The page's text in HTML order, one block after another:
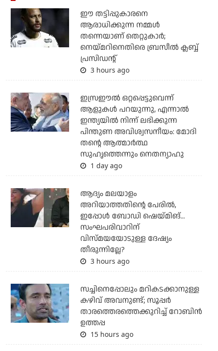
ഈ തട്ടിപ്പുകാരനെ
ആരാധിക്കുന്ന നമ്മള്‍
തന്നെയാണ് തെറ്റുകാര്‍;
നെയ്മറിനെതിരെ ബ്രസീല്‍ ക്ലബ്ബ്
പ്രസിഡന്റ്
3 hours ago
ഇസ്രഈല്‍ ഒറ്റപ്പെട്ടുവെന്ന്
ആളുകള്‍ പറയുന്നു, എന്നാല്‍
ഇന്ത്യയില്‍ നിന്ന് ലഭിക്കുന്ന
പിന്തുണ അവിശ്വസനീയം: മോദി
തന്റെ ആത്മാര്‍ത്ഥ
സുഹൃത്തെന്നും നെതന്യാഹു
1 day ago
ആദ്യം മലയാളം
അറിയാത്തതിന്റെ പേരില്‍,
ഇപ്പോള്‍ ബോഡി ഷെയ്മിങ്...
സംഘപരിവാറിന്
വിസ്മയയോടുള്ള ദേഷ്യം
തീരുന്നില്ലേ?
3 hours ago
സച്ചിനെപ്പോലും മറികടക്കാനുള്ള
കഴിവ് അവനുണ്ട്; സൂപ്പര്‍
താരത്തെരത്തെക്കുറിച്ച് റോബിന്‍
ഉത്തപ്പ
15 hours ago